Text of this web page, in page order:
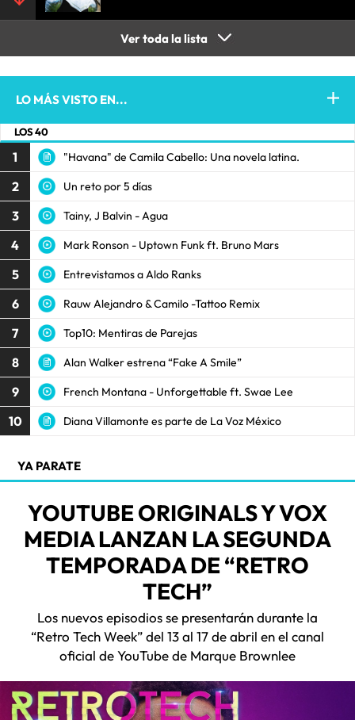
Ver toda la lista
LO MÁS VISTO EN...
LOS 40
1 "Havana" de Camila Cabello: Una novela latina.
2 Un reto por 5 días
3 Tainy, J Balvin - Agua
4 Mark Ronson - Uptown Funk ft. Bruno Mars
5 Entrevistamos a Aldo Ranks
6 Rauw Alejandro & Camilo -Tattoo Remix
7 Top10: Mentiras de Parejas
8 Alan Walker estrena “Fake A Smile”
9 French Montana - Unforgettable ft. Swae Lee
10 Diana Villamonte es parte de La Voz México
YA PARATE
YOUTUBE ORIGINALS Y VOX
MEDIA LANZAN LA SEGUNDA
TEMPORADA DE “RETRO
TECH”
Los nuevos episodios se presentarán durante la
“Retro Tech Week” del 13 al 17 de abril en el canal
oficial de YouTube de Marque Brownlee